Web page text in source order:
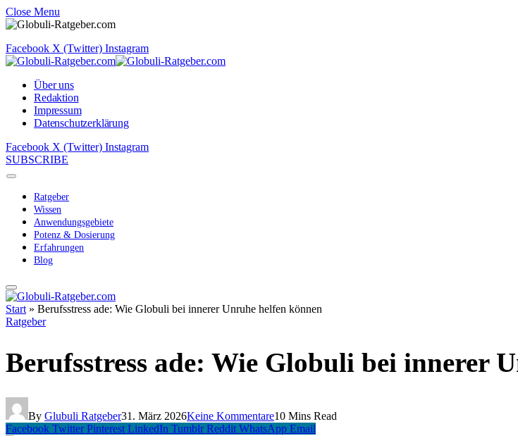
Close Menu
Facebook X (Twitter) Instagram
Über uns
Redaktion
Impressum
Datenschutzerklärung
Facebook X (Twitter) Instagram
SUBSCRIBE
Ratgeber
Wissen
Anwendungsgebiete
Potenz & Dosierung
Erfahrungen
Blog
Start » Berufsstress ade: Wie Globuli bei innerer Unruhe helfen können
Ratgeber
Berufsstress ade: Wie Globuli bei innerer
By Glubuli Ratgeber31. März 2026Keine Kommentare10 Mins Read
Facebook Twitter Pinterest LinkedIn Tumblr Reddit WhatsApp Email